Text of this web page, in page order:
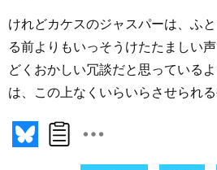
けれどカケスのジャスパーは、ふ
る前よりもいっそうけたたましい
どくおかしい冗談だと思っている
は、この上なくいらいらさせられる